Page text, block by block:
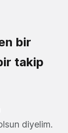
bir
takip
diyelim.